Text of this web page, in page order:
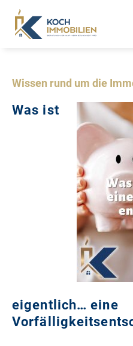
Wissen rund um die
Was ist
eigentlich… eine